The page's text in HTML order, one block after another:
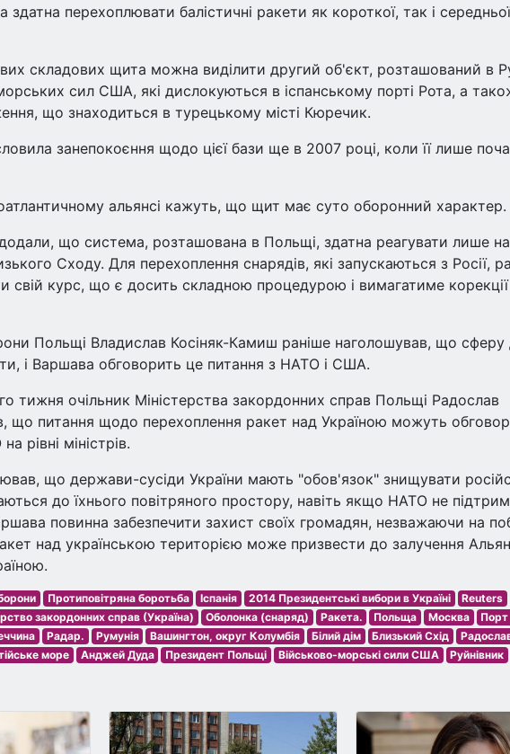
перехоплювати балістичні ракети як короткої, так і середньої
складових щита можна виділити другий об'єкт, розташований в
сил США, які дислокуються в іспанському порті Рота, а
що знаходиться в турецькому місті Кюречик.
занепокоєння щодо цієї бази ще в 2007 році, коли її лише
альянсі кажуть, що щит має суто оборонний характер.
що система, розташована в Польщі, здатна реагувати лише
Сходу. Для перехоплення снарядів, які запускаються з Росії,
свій курс, що є досить складною процедурою і вимагатиме корекції
Польщі Владислав Косіняк-Камиш раніше наголошував, що сферу
і Варшава обговорить це питання з НАТО і США.
тижня очільник Міністерства закордонних справ Польщі Радослав
що питання щодо перехоплення ракет над Україною можуть
рівні міністрів.
що держави-сусіди України мають "обов'язок" знищувати
до їхнього повітряного простору, навіть якщо НАТО не
повинна забезпечити захист своїх громадян, незважаючи на
над українською територією може призвести до залучення
Протиповітряна боротьба Іспанія 2014 Президентські вибори в Україні
Reuters
закордонних справ (Україна) Оболонка (снаряд) Ракета. Польща Москва Порт
Радар. Румунія Вашингтон, округ Колумбія Білий дім Близький Схід
море Анджей Дуда Президент Польщі Військово-морські сили США Руйнівник